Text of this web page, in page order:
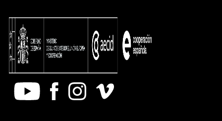
Youtube FacebookInstagram
Vimeo